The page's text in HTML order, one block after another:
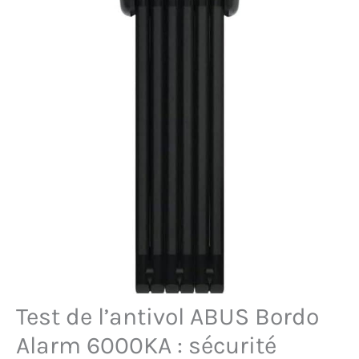
Test de l’antivol ABUS Bordo
Alarm 6000KA : sécurité